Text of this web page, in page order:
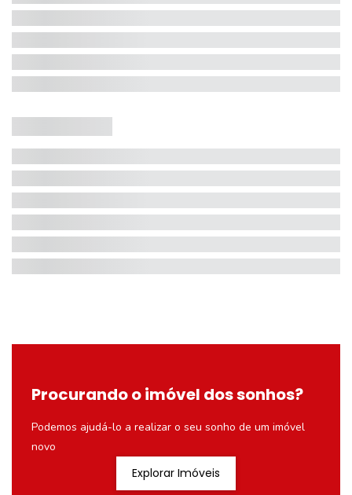
Procurando o imóvel dos sonhos?
Podemos ajudá-lo a realizar o seu sonho de um imóvel
novo
Explorar Imóveis